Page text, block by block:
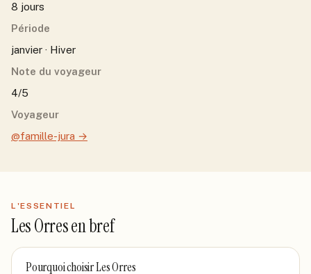
8 jours
Période
janvier · Hiver
Note du voyageur
4/5
Voyageur
@famille-jura →
L'ESSENTIEL
Les Orresen bref
Pourquoi choisirLes Orres